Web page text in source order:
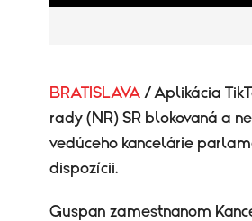
BRATISLAVA / Aplikácia
rady (NR) SR blokovaná a
vedúceho kancelárie
dispozícii.
Guspan zamestnanom